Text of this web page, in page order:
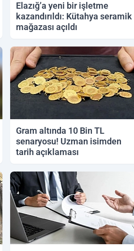
Elazığ’a yeni bir işletme
kazandırıldı: Kütahya seramik
mağazası açıldı
Gram altında 10 Bin TL
senaryosu! Uzman isimden
tarih açıklaması